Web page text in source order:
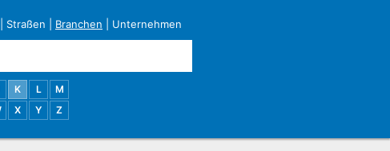
Straßen Branchen Unternehmen
K L
M
X Y Z